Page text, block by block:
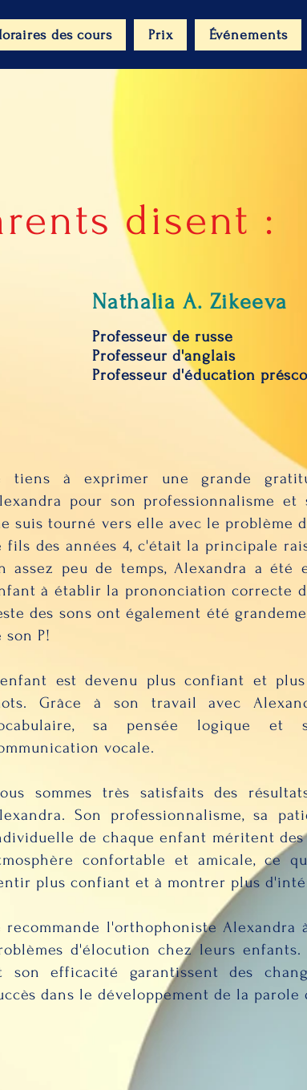
des cours Prix Événements
disent :
tiens à exprimer une grande
pour son professionnalisme et
suis tourné vers elle avec le problème
fils des années 4, c'était la principale
assez peu de temps, Alexandra a été
à établir la prononciation correcte
des sons ont également été
son P!
est devenu plus confiant et
Grâce à son travail avec
sa pensée logique et
vocale.
sommes très satisfaits des
Son professionnalisme, sa
de chaque enfant méritent des
confortable et amicale, ce
plus confiant et à montrer plus
recommande l'orthophoniste Alexandra
d'élocution chez leurs enfants.
son efficacité garantissent des
dans le développement de la parole
Nathalia A. Zikeeva
Professeur de russe
Professeur d'anglais
Professeur d'éducation